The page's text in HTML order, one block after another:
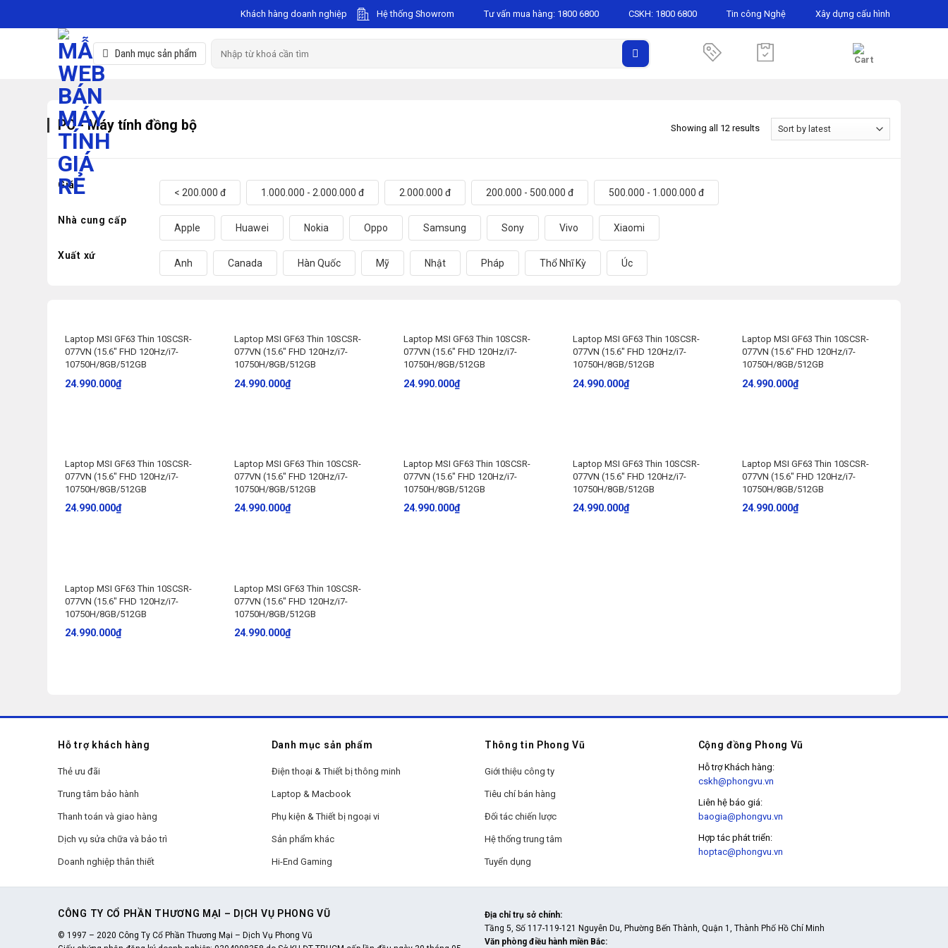
to
Khách hàng doanh nghiệp Hệ thống Showrom Tư vấn mua hàng: 1800 6800 CSKH: 1800 6800 Tin công Nghệ Xây dựng cấu hình
Danh mục sản phẩm
PC - Máy tính đồng bộ Showing all 12 results
Giá
< 200.000 đ 1.000.000 - 2.000.000 đ 2.000.000 đ 200.000 - 500.000 đ 500.000 - 1.000.000 đ
Nhà cung cấp
Apple Huawei Nokia Oppo Samsung Sony Vivo Xiaomi
Xuất xứ
Anh Canada Hàn Quốc Mỹ Nhật Pháp Thổ Nhĩ Kỳ Úc
Laptop MSI GF63 Thin 10SCSR-
077VN (15.6″ FHD 120Hz/i7-
10750H/8GB/512GB
24.990.000₫
Laptop MSI GF63 Thin 10SCSR-
077VN (15.6″ FHD 120Hz/i7-
10750H/8GB/512GB
24.990.000₫
Laptop MSI GF63 Thin 10SCSR-
077VN (15.6″ FHD 120Hz/i7-
10750H/8GB/512GB
24.990.000₫
Laptop MSI GF63 Thin 10SCSR-
077VN (15.6″ FHD 120Hz/i7-
10750H/8GB/512GB
24.990.000₫
Laptop MSI GF63 Thin 10SCSR-
077VN (15.6″ FHD 120Hz/i7-
10750H/8GB/512GB
24.990.000₫
Laptop MSI GF63 Thin 10SCSR-
077VN (15.6″ FHD 120Hz/i7-
10750H/8GB/512GB
24.990.000₫
Laptop MSI GF63 Thin 10SCSR-
077VN (15.6″ FHD 120Hz/i7-
10750H/8GB/512GB
24.990.000₫
Laptop MSI GF63 Thin 10SCSR-
077VN (15.6″ FHD 120Hz/i7-
10750H/8GB/512GB
24.990.000₫
Laptop MSI GF63 Thin 10SCSR-
077VN (15.6″ FHD 120Hz/i7-
10750H/8GB/512GB
24.990.000₫
Laptop MSI GF63 Thin 10SCSR-
077VN (15.6″ FHD 120Hz/i7-
10750H/8GB/512GB
24.990.000₫
Laptop MSI GF63 Thin 10SCSR-
077VN (15.6″ FHD 120Hz/i7-
10750H/8GB/512GB
24.990.000₫
Laptop MSI GF63 Thin 10SCSR-
077VN (15.6″ FHD 120Hz/i7-
10750H/8GB/512GB
24.990.000₫
Hỗ trợ khách hàng
Thẻ ưu đãi
Trung tâm bảo hành
Thanh toán và giao hàng
Dịch vụ sửa chữa và bảo trì
Doanh nghiệp thân thiết
Danh mục sản phẩm
Điện thoại & Thiết bị thông minh
Laptop & Macbook
Phụ kiện & Thiết bị ngoại vi
Sản phẩm khác
Hi-End Gaming
Thông tin Phong Vũ
Giới thiệu công ty
Tiêu chí bán hàng
Đối tác chiến lược
Hệ thống trung tâm
Tuyển dụng
Cộng đồng Phong Vũ
Hỗ trợ Khách hàng:
cskh@phongvu.vn
Liên hệ báo giá:
baogia@phongvu.vn
Hợp tác phát triển:
hoptac@phongvu.vn
CÔNG TY CỔ PHẦN THƯƠNG MẠI – DỊCH VỤ PHONG VŨ
© 1997 – 2020 Công Ty Cổ Phần Thương Mại – Dịch Vụ Phong Vũ
Địa chỉ trụ sở chính:
Tầng 5, Số 117-119-121 Nguyễn Du, Phường Bến Thành, Quận 1, Thành Phố Hồ Chí Minh
Văn phòng điều hành miền Bắc: